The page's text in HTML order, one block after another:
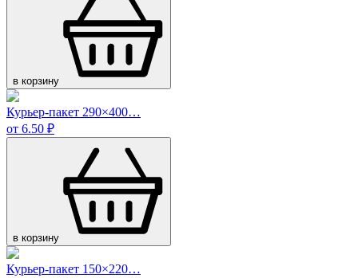
в корзину
Курьер-пакет 290×400…
от 6.50 ₽
в корзину
Курьер-пакет 150×220…